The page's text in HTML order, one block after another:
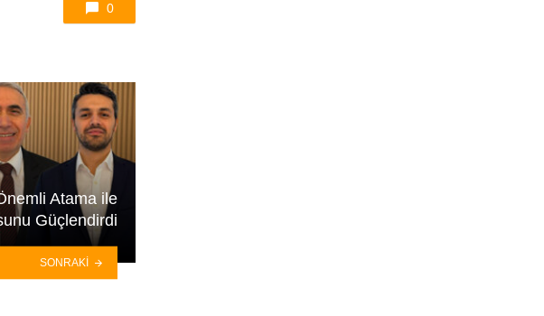
0
Atama ile
Güçlendirdi
SONRAKI